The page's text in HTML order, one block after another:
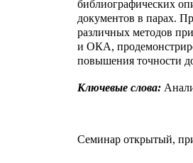
библиографических
документов в парах.
различных методов
и ОКА,
повышения точности
Ключевые слова:
Семинар открытый,